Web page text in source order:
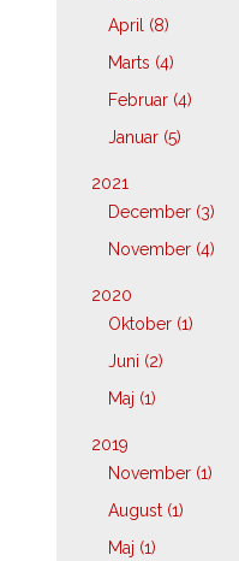
April (8)
Marts (4)
Februar (4)
Januar (5)
2021
December (3)
November (4)
2020
Oktober (1)
Juni (2)
Maj (1)
2019
November (1)
August (1)
Maj (1)